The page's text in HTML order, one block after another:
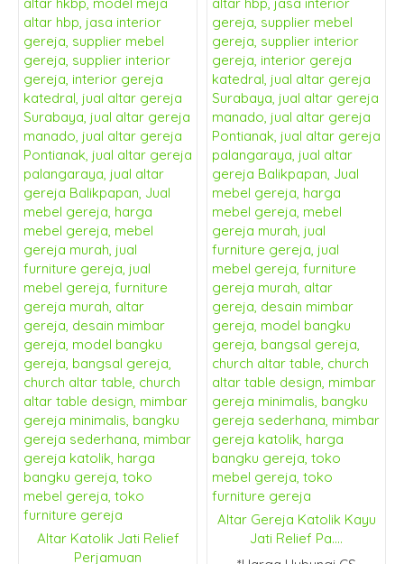
Altar Gereja Katolik Kayu
Jati Relief Pa....
Altar Katolik Jati Relief
Perjamuan